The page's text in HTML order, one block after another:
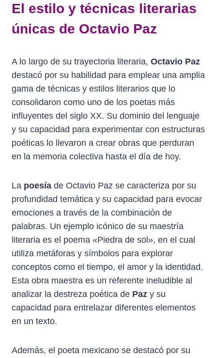
El estilo y técnicas literarias
únicas de Octavio Paz
A lo largo de su trayectoria literaria, Octavio Paz
destacó por su habilidad para emplear una amplia
gama de técnicas y estilos literarios que lo
consolidaron como uno de los poetas más
influyentes del siglo XX. Su dominio del lenguaje
y su capacidad para experimentar con estructuras
poéticas lo llevaron a crear obras que perduran
en la memoria colectiva hasta el día de hoy.
La poesía de Octavio Paz se caracteriza por su
profundidad temática y su capacidad para evocar
emociones a través de la combinación de
palabras. Un ejemplo icónico de su maestría
literaria es el poema «Piedra de sol», en el cual
utiliza metáforas y símbolos para explorar
conceptos como el tiempo, el amor y la identidad.
Esta obra maestra es un referente ineludible al
analizar la destreza poética de Paz y su
capacidad para entrelazar diferentes elementos
en un texto.
Además, el poeta mexicano se destacó por su